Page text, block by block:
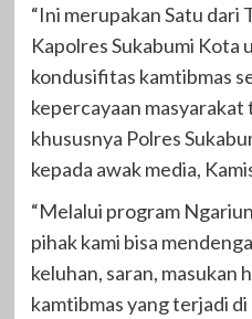
“Ini merupakan Satu dari
Kapolres Sukabumi Kota
kondusifitas kamtibmas
kepercayaan
khususnya Polres
kepada awak media,
“Melalui program
pihak kami bisa
keluhan, saran, masukan
kamtibmas yang terjadi